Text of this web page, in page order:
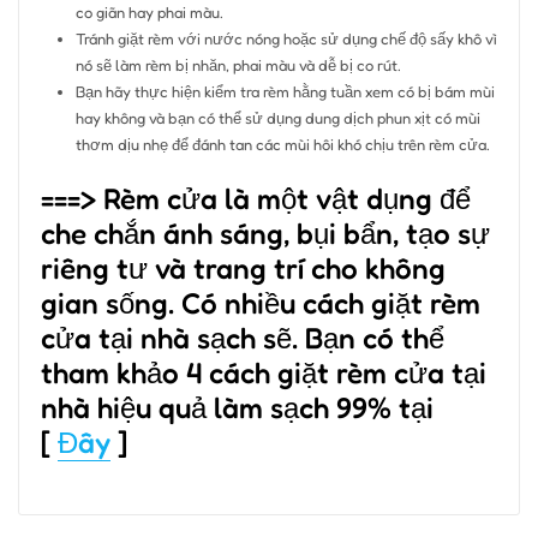
co giãn hay phai màu.
Tránh giặt rèm với nước nóng hoặc sử dụng chế độ sấy khô vì
nó sẽ làm rèm bị nhăn, phai màu và dễ bị co rút.
Bạn hãy thực hiện kiểm tra rèm hằng tuần xem có bị bám mùi
hay không và bạn có thể sử dụng dung dịch phun xịt có mùi
thơm dịu nhẹ để đánh tan các mùi hôi khó chịu trên rèm cửa.
===> Rèm cửa là một vật dụng để
che chắn ánh sáng, bụi bẩn, tạo sự
riêng tư và trang trí cho không
gian sống. Có nhiều cách giặt rèm
cửa tại nhà sạch sẽ. Bạn có thể
tham khảo 4 cách giặt rèm cửa tại
nhà hiệu quả làm sạch 99% tại
[ Đây]